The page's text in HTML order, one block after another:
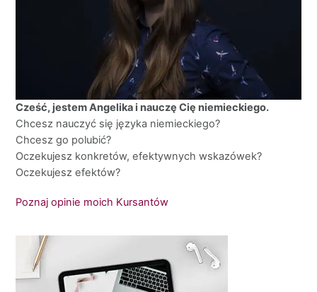
Cześć, jestem Angelika i nauczę Cię niemieckiego.
Chcesz nauczyć się języka niemieckiego?
Chcesz go polubić?
Oczekujesz konkretów, efektywnych wskazówek?
Oczekujesz efektów?
Poznaj opinie moich Kursantów